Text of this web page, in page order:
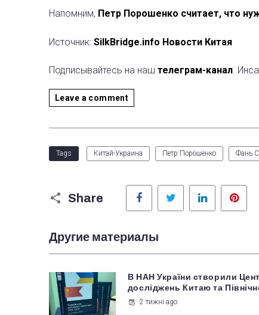
Напомним, Петр Порошенко считает, что
Источник: SilkBridge.info Новости Китая
Подписывайтесь на наш телеграм-канал.
Leave a comment
Tags Китай-Украина Петр Порошенко Фань
Share
Facebook Twitter LinkedIn
Другие материалы
В НАН України створили
досліджень Китаю та
2 тижні ago